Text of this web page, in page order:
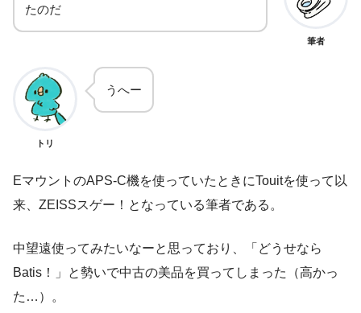
たのだ
筆者
トリ
うへー
EマウントのAPS-C機を使っていたときにTouitを使って以
来、ZEISSスゲー！となっている筆者である。
中望遠使ってみたいなーと思っており、「どうせなら
Batis！」と勢いで中古の美品を買ってしまった（高かっ
た…）。